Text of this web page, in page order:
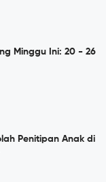
Minggu Ini: 20 - 26
Penitipan Anak di